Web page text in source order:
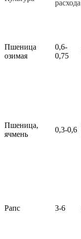
расхода
Пшеница
озимая
0,6-
0,75
Пшеница,
ячмень
0,3-0,6
Рапс 3-6